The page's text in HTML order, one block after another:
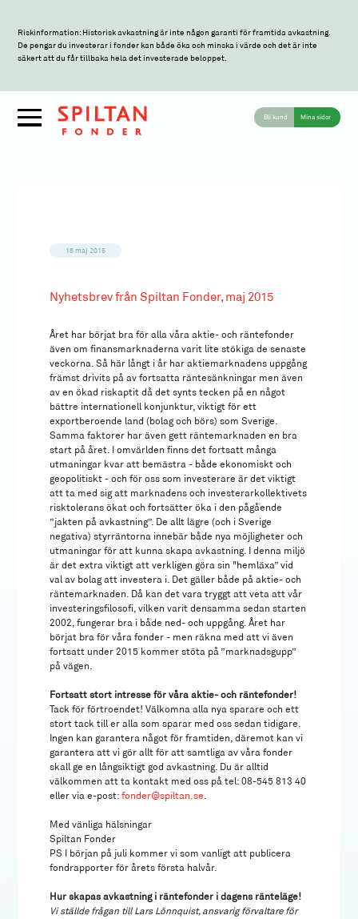
Riskinformation: Historisk avkastning är inte någon garanti för framtida avkastning.
De pengar du investerar i fonder kan både öka och minska i värde och det är inte
säkert att du får tillbaka hela det investerade beloppet.
Bli kund Mina sidor
18 maj 2015
Nyhetsbrev från Spiltan Fonder, maj 2015
Året har börjat bra för alla våra aktie- och räntefonder
även om finansmarknaderna varit lite stökiga de senaste
veckorna. Så här långt i år har aktiemarknadens uppgång
främst drivits på av fortsatta räntesänkningar men även
av en ökad riskaptit då det synts tecken på en något
bättre internationell konjunktur, viktigt för ett
exportberoende land (bolag och börs) som Sverige.
Samma faktorer har även gett räntemarknaden en bra
start på året. I omvärlden finns det fortsatt många
utmaningar kvar att bemästra - både ekonomiskt och
geopolitiskt - och för oss som investerare är det viktigt
att ta med sig att marknadens och investerarkollektivets
risktolerans ökat och fortsätter öka i den pågående
”jakten på avkastning”. De allt lägre (och i Sverige
negativa) styrräntorna innebär både nya möjligheter och
utmaningar för att kunna skapa avkastning. I denna miljö
är det extra viktigt att verkligen göra sin "hemläxa” vid
val av bolag att investera i. Det gäller både på aktie- och
räntemarknaden. Då kan det vara tryggt att veta att vår
investeringsfilosofi, vilken varit densamma sedan starten
2002, fungerar bra i både ned- och uppgång. Året har
börjat bra för våra fonder - men räkna med att vi även
fortsatt under 2015 kommer stöta på ”marknadsgupp”
på vägen.
Fortsatt stort intresse för våra aktie- och räntefonder!
Tack för förtroendet! Välkomna alla nya sparare och ett
stort tack till er alla som sparar med oss sedan tidigare.
Ingen kan garantera något för framtiden, däremot kan vi
garantera att vi gör allt för att samtliga av våra fonder
skall ge en långsiktigt god avkastning. Du är alltid
välkommen att ta kontakt med oss på tel: 08-545 813 40
eller via e-post:fonder@spiltan.se
Med vänliga hälsningar
Spiltan Fonder
PS I början på juli kommer vi som vanligt att publicera
fondrapporter för årets första halvår.
Hur skapas avkastning i räntefonder i dagens ränteläge!
Vi ställde frågan till Lars Lönnquist, ansvarig förvaltare för